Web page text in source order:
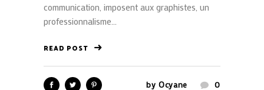
communication, imposent aux graphistes, un
professionnalisme...
READ POST
by Ocyane
0